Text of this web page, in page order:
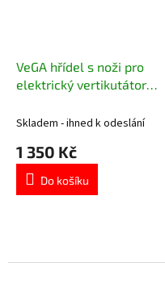
VeGA hřídel s noži pro
elektrický vertikutátor
Skladem - ihned k odeslání
1 350 Kč
Do košíku